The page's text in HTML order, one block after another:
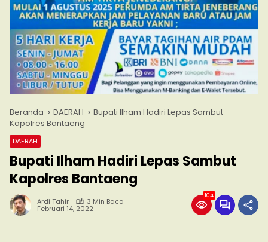
Beranda DAERAH
Bupati Ilham Hadiri Lepas Sambut
Kapolres Bantaeng
DAERAH
Bupati Ilham Hadiri Lepas Sambut
Kapolres Bantaeng
Ardi Tahir 3 Min Baca
Februari 14, 2022
104